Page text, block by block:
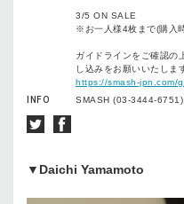
3/5 ON SALE
※お一人様4枚まで(購入
ガイドラインをご確認の
し込みをお願いいたしま
https://smash-jpn.com/
INFO
SMASH (03-3444-6751)
▼Daichi Yamamoto